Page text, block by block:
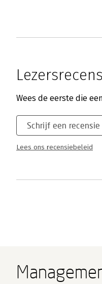
Wees de eerste die
Schrijf een recensie
Lees ons recensiebeleid